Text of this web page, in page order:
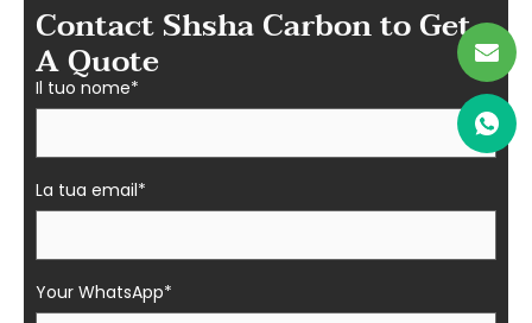
Contact Shsha Carbon to Get
A Quote
Il tuo nome*
La tua email*
Your WhatsApp*